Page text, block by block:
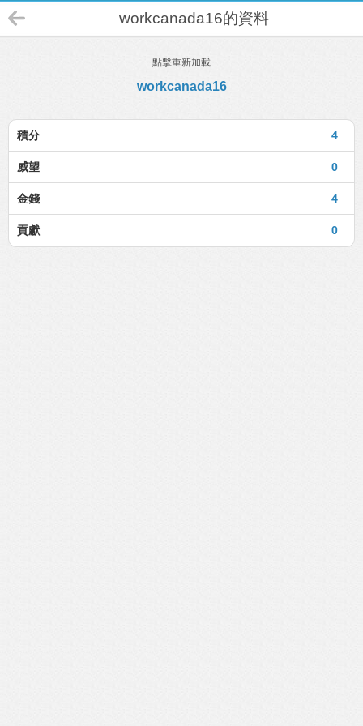
workcanada16的資料
點擊重新加載
workcanada16
4
積分
0
威望
4
金錢
0
貢獻